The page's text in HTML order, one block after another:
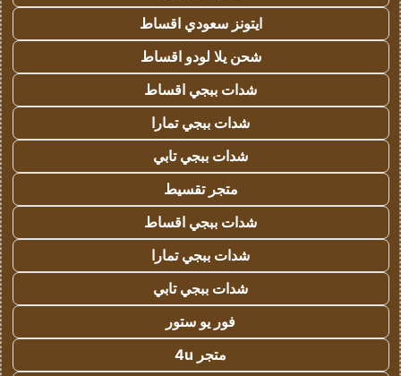
ايتونز سعودي اقساط
شحن يلا لودو اقساط
شدات ببجي اقساط
شدات ببجي تمارا
شدات ببجي تابي
متجر تقسيط
شدات ببجي اقساط
شدات ببجي تمارا
شدات ببجي تابي
فور يو ستور
متجر 4u